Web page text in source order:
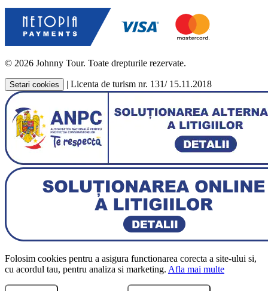
© 2026 Johnny Tour. Toate drepturile rezervate.
Setari cookies | Licenta de turism nr. 131/ 15.11.2018
Folosim cookies pentru a asigura functionarea corecta a site-ului si,
cu acordul tau, pentru analiza si marketing. Afla mai multe